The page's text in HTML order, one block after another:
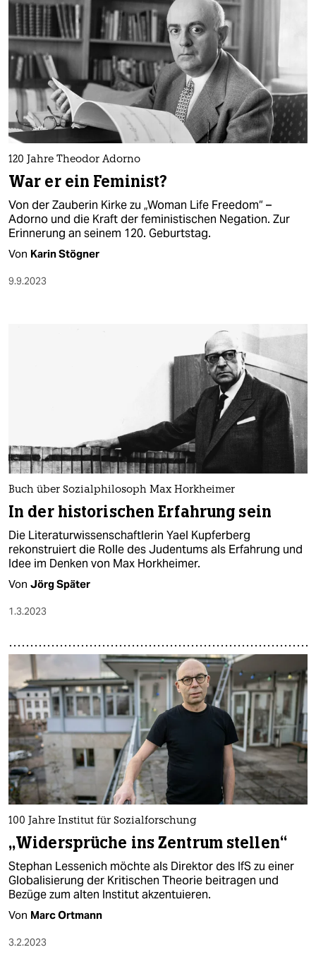
120 Jahre Theodor Adorno
War er ein Feminist?
Von der Zauberin Kirke zu „Woman Life Freedom“ –
Adorno und die Kraft der feministischen Negation. Zur
Erinnerung an seinem 120. Geburtstag.
Von Karin Stögner
9.9.2023
Buch über Sozialphilosoph Max Horkheimer
In der historischen Erfahrung sein
Die Literaturwissenschaftlerin Yael Kupferberg
rekonstruiert die Rolle des Judentums als Erfahrung und
Idee im Denken von Max Horkheimer.
Von Jörg Später
1.3.2023
100 Jahre Institut für Sozialforschung
„Widersprüche ins Zentrum stellen“
Stephan Lessenich möchte als Direktor des IfS zu einer
Globalisierung der Kritischen Theorie beitragen und
Bezüge zum alten Institut akzentuieren.
Von Marc Ortmann
3.2.2023